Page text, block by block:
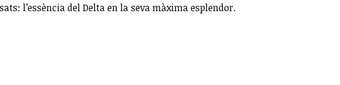
l’essència del Delta en la seva màxima esplendor.